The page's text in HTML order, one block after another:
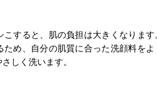
こすると、肌の負担は大きくなります
め、自分の肌質に合った洗顔料をよ
しく洗います。